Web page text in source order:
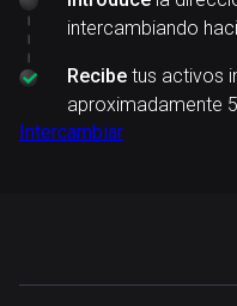
intercambiando
Recibe tus activos
aproximadamente
Intercambiar